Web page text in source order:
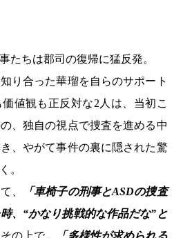
たちは郡司の復帰に猛反発。
り合った華瑠を自らのサポート
値観も正反対な2人は、当初こ
、独自の視点で捜査を進める中
、やがて事件の裏に隠された驚
。
、
「車椅子の刑事とASDの捜査
、“かなり挑戦的な作品だな”と